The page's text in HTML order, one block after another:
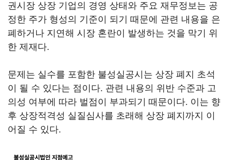
권시장 상장 기업의 경영 상태와 주요 재무정보는 공
정한 주가 형성의 기준이 되기 때문에 관련 내용을 은
폐하거나 지연해 시장 혼란이 발생하는 것을 막기 위
한 제재다.
문제는 실수를 포함한 불성실공시는 상장 폐지 초석
이 될 수 있다는 점이다. 관련 내용의 위반 수준과 고
의성 여부에 따라 벌점이 부과되기 때문이다. 이는 향
후 상장적격성 실질심사를 초래해 상장 폐지까지 이
어질 수 있다.